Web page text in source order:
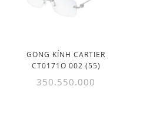
GỌNG KÍNH CARTIER
CT0171O 002 (55)
350.550.000